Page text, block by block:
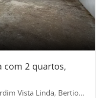
com 2 quartos,
Vista Linda, Bertioga-SP